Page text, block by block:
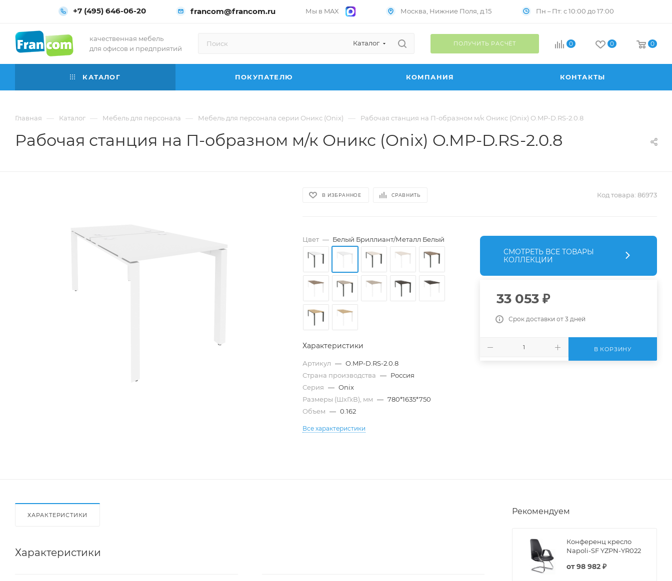
+7 (495) 646-06-20 francom@francom.ru Мы в MAX Москва, Нижние Поля, д.15 Пн – Пт: с 10:00 до 17:00
качественная мебель
для офисов и предприятий
Каталог ПОЛУЧИТЬ РАСЧЁТ 0 0 0
КАТАЛОГ ПОКУПАТЕЛЮ КОМПАНИЯ КОНТАКТЫ
Главная — Каталог — Мебель для персонала — Мебель для персонала серии Оникс (Onix) — Рабочая станция на П-образном м/к Оникс (Onix) O.MP-D.RS-2.0.8
Рабочая станция на П-образном м/к Оникс (Onix) O.MP-D.RS-2.0.8
В ИЗБРАННОЕ СРАВНИТЬ Код товара: 86973
Цвет — Белый Бриллиант/Металл Белый
Характеристики
Артикул — O.MP-D.RS-2.0.8
Страна производства — Россия
Серия — Onix
Размеры (ШхГхВ), мм — 780*1635*750
Объем — 0.162
Все характеристики
СМОТРЕТЬ ВСЕ ТОВАРЫ
КОЛЛЕКЦИИ
33 053₽
Срок доставки от 3 дней
В КОРЗИНУ
ХАРАКТЕРИСТИКИ
Характеристики
Рекомендуем
Конференц кресло
Napoli-SF YZPN-YR022
от98 982 ₽